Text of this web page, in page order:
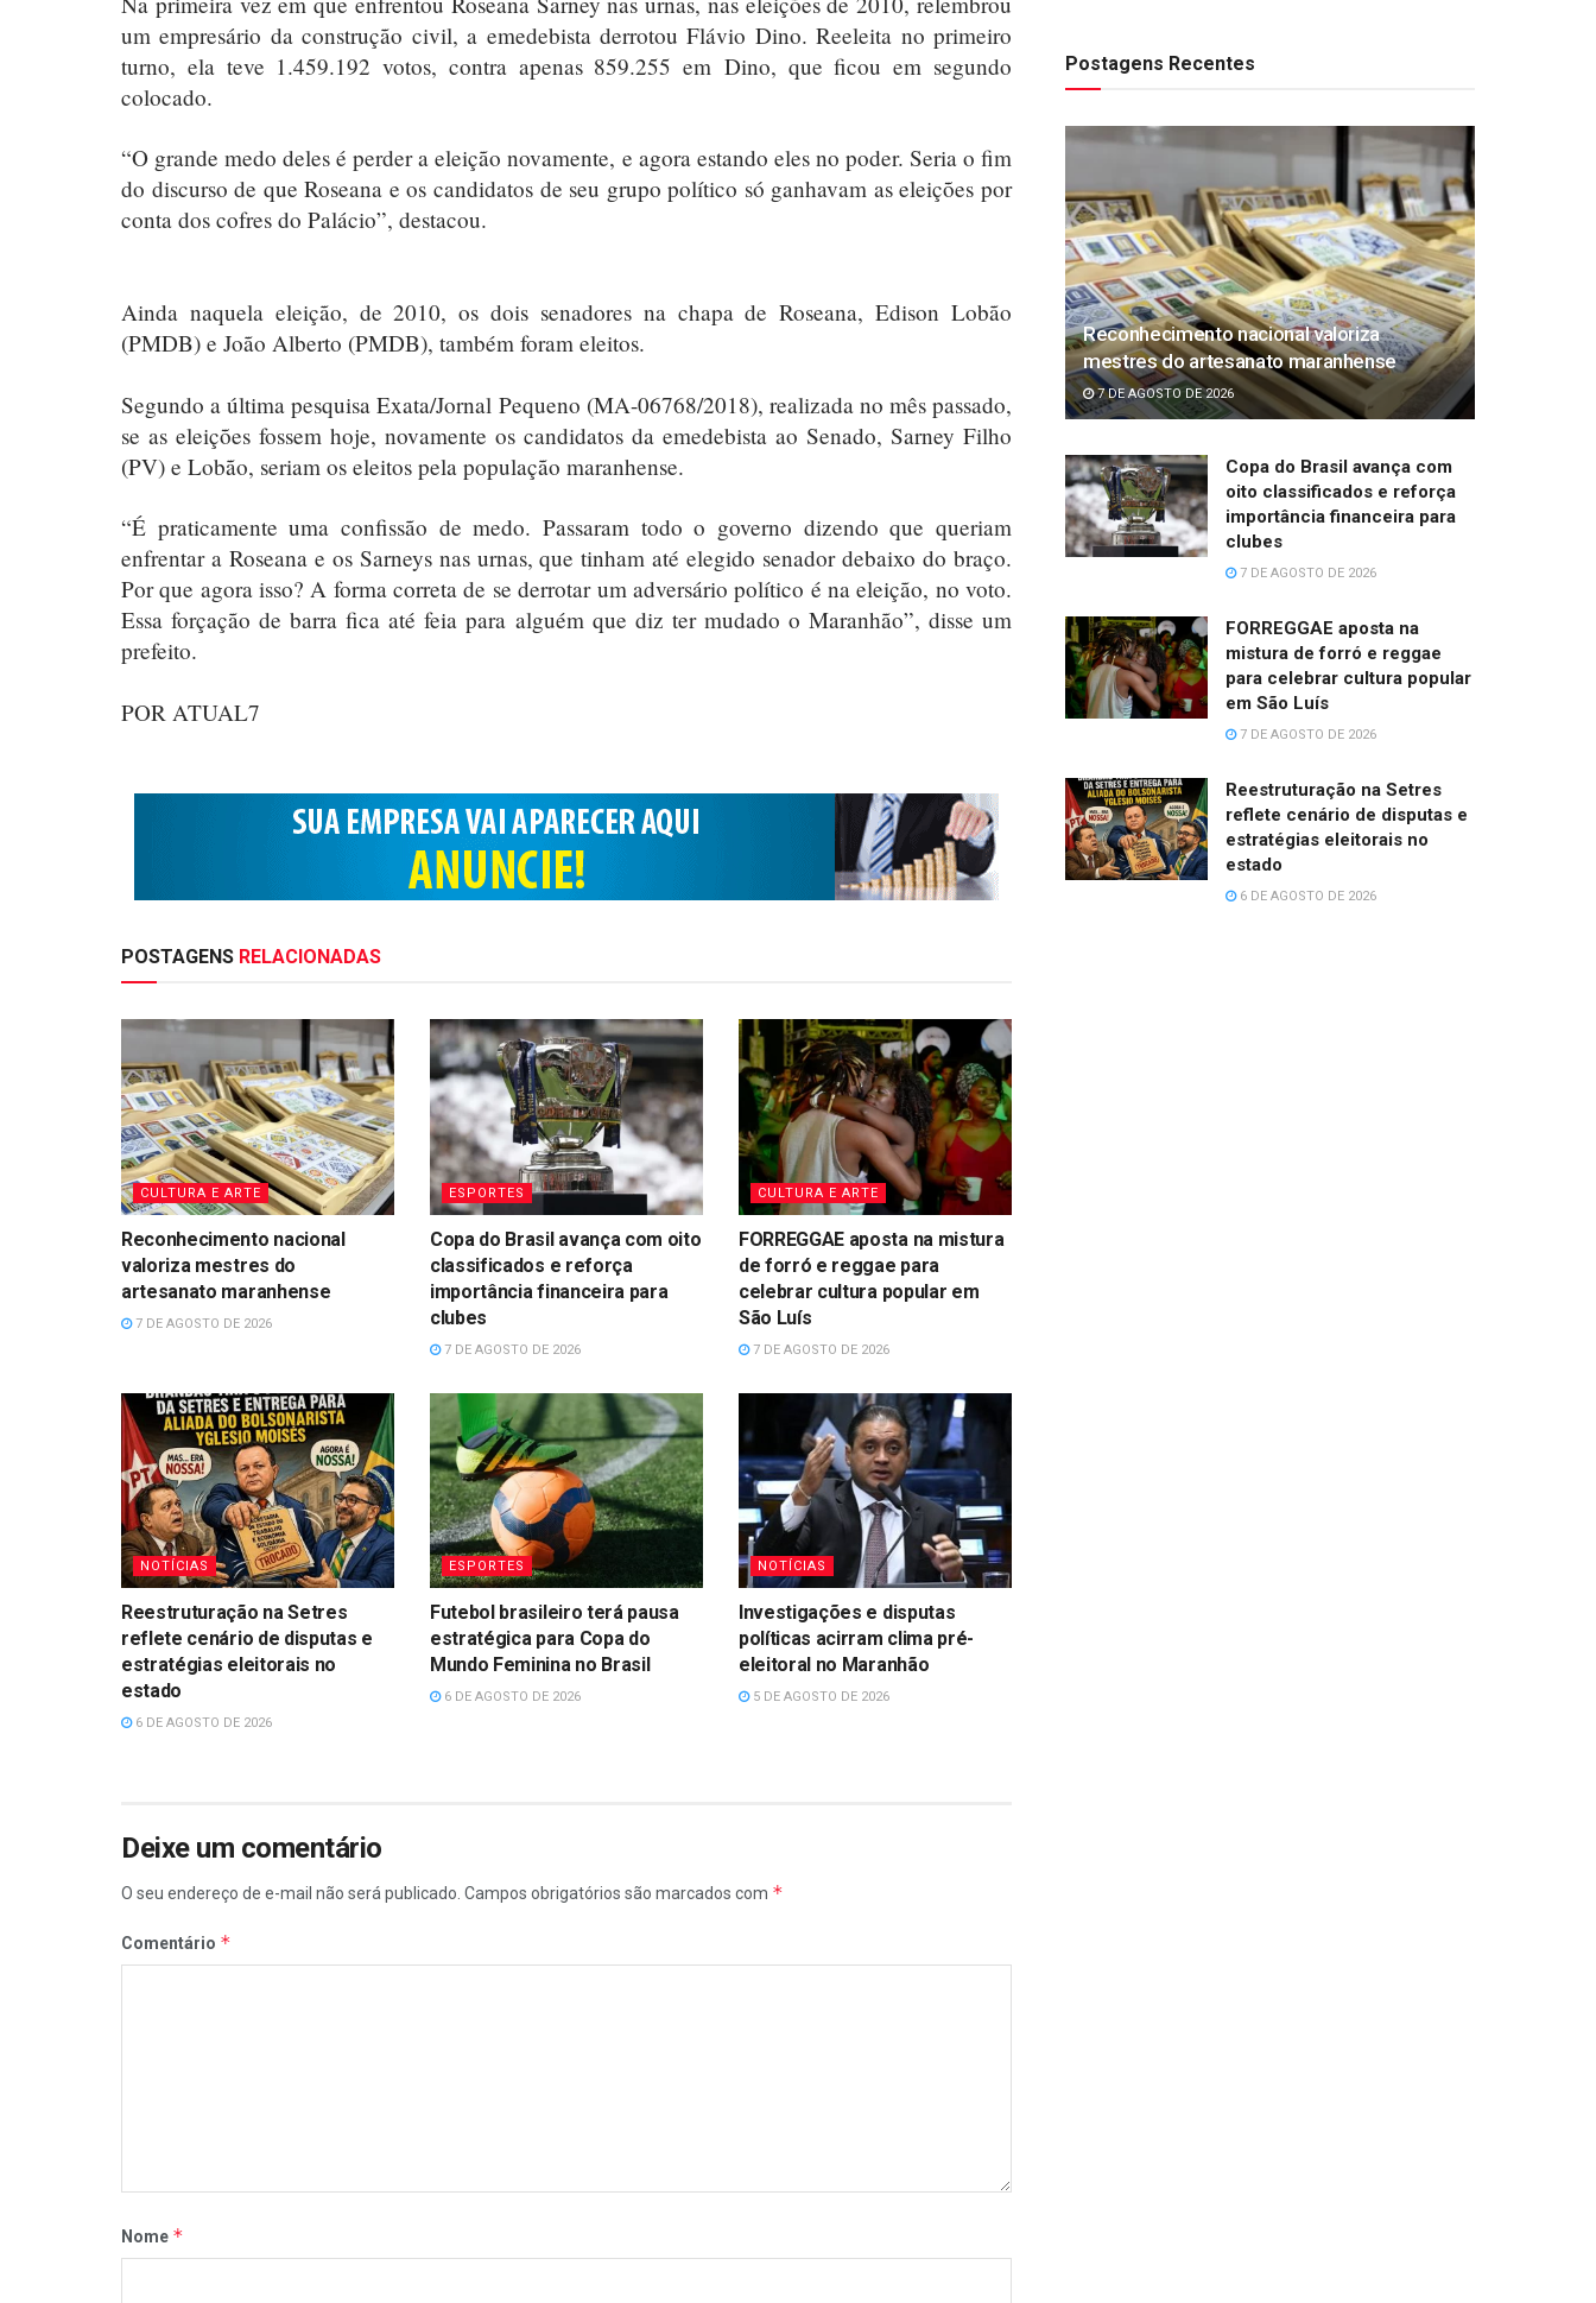
um empresário da construção civil, a emedebista derrotou Flávio Dino. Reeleita no primeiro
turno, ela teve 1.459.192 votos, contra apenas 859.255 em Dino, que ficou em segundo
colocado.
“O grande medo deles é perder a eleição novamente, e agora estando eles no poder. Seria o fim
do discurso de que Roseana e os candidatos de seu grupo político só ganhavam as eleições por
conta dos cofres do Palácio”, destacou.
Ainda naquela eleição, de 2010, os dois senadores na chapa de Roseana, Edison Lobão
(PMDB) e João Alberto (PMDB), também foram eleitos.
Segundo a última pesquisa Exata/Jornal Pequeno (MA-06768/2018), realizada no mês passado,
se as eleições fossem hoje, novamente os candidatos da emedebista ao Senado, Sarney Filho
(PV) e Lobão, seriam os eleitos pela população maranhense.
“É praticamente uma confissão de medo. Passaram todo o governo dizendo que queriam
enfrentar a Roseana e os Sarneys nas urnas, que tinham até elegido senador debaixo do braço.
Por que agora isso? A forma correta de se derrotar um adversário político é na eleição, no voto.
Essa forçação de barra fica até feia para alguém que diz ter mudado o Maranhão”, disse um
prefeito.
POR ATUAL7
POSTAGENS RELACIONADAS
CULTURA E ARTE
Reconhecimento nacional
valoriza mestres do
artesanato maranhense
7 DE AGOSTO DE 2026
ESPORTES
Copa do Brasil avança com oito
classificados e reforça
importância financeira para
clubes
7 DE AGOSTO DE 2026
CULTURA E ARTE
FORREGGAE aposta na mistura
de forró e reggae para
celebrar cultura popular em
São Luís
7 DE AGOSTO DE 2026
NOTÍCIAS
Reestruturação na Setres
reflete cenário de disputas e
estratégias eleitorais no
estado
6 DE AGOSTO DE 2026
ESPORTES
Futebol brasileiro terá pausa
estratégica para Copa do
Mundo Feminina no Brasil
6 DE AGOSTO DE 2026
NOTÍCIAS
Investigações e disputas
políticas acirram clima pré-
eleitoral no Maranhão
5 DE AGOSTO DE 2026
Deixe um comentário
O seu endereço de e-mail não será publicado. Campos obrigatórios são marcados com *
Comentário *
Nome *
Postagens Recentes
Reconhecimento nacional valoriza
mestres do artesanato maranhense
7 DE AGOSTO DE 2026
Copa do Brasil avança com
oito classificados e reforça
importância financeira para
clubes
7 DE AGOSTO DE 2026
FORREGGAE aposta na
mistura de forró e reggae
para celebrar cultura popular
em São Luís
7 DE AGOSTO DE 2026
Reestruturação na Setres
reflete cenário de disputas e
estratégias eleitorais no
estado
6 DE AGOSTO DE 2026